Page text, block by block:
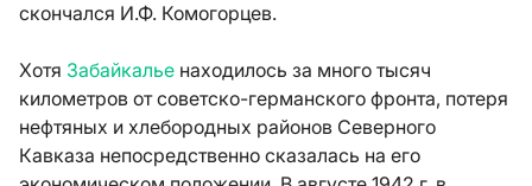
скончался И.Ф. Комогорцев.
Хотя Забайкалье находилось за много тысяч
километров от советско-германского фронта, потеря
нефтяных и хлебородных районов Северного
Кавказа непосредственно сказалась на его